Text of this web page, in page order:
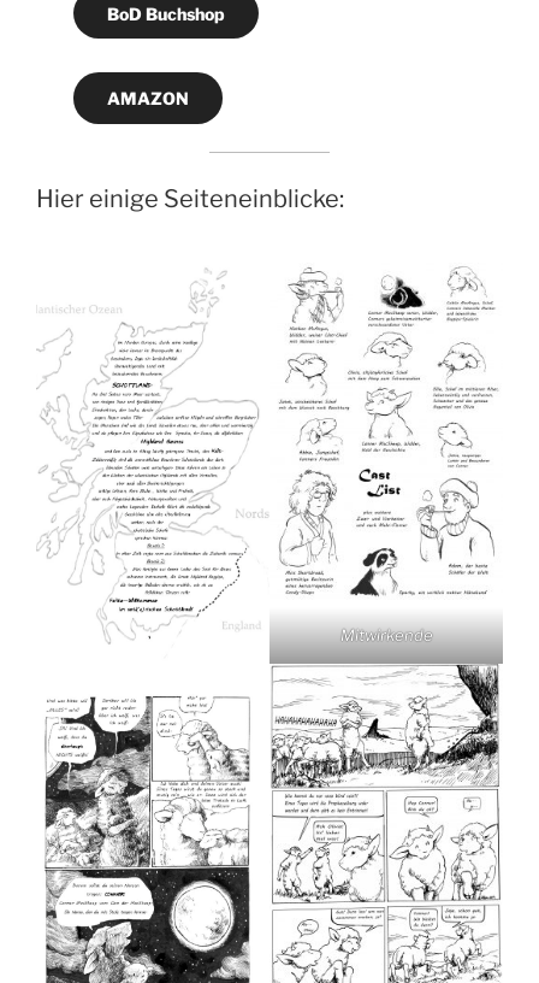
BoD Buchshop
AMAZON
Hier einige Seiteneinblicke:
Mitwirkende